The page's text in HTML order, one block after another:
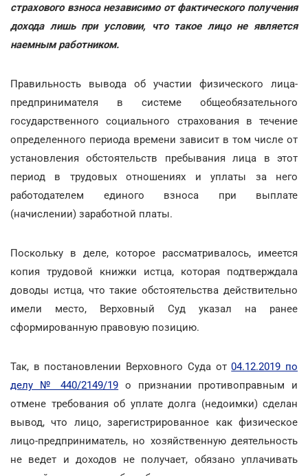
страхового взноса независимо от фактического получения
дохода лишь при условии, что такое лицо не является
наемным работником.
Правильность вывода об участии физического лица-
предпринимателя в системе общеобязательного
государственного социального страхования в течение
определенного периода времени зависит в том числе от
установления обстоятельств пребывания лица в этот
период в трудовых отношениях и уплаты за него
работодателем единого взноса при выплате
(начислении) заработной платы.
Поскольку в деле, которое рассматривалось, имеется
копия трудовой книжки истца, которая подтверждала
доводы истца, что такие обстоятельства действительно
имели место, Верховный Суд указал на ранее
сформированную правовую позицию.
Так, в постановлении Верховного Суда от04.12.2019 по
делу № 440/2149/19 о признании противоправным и
отмене требования об уплате долга (недоимки) сделан
вывод, что лицо, зарегистрированное как физическое
лицо-предприниматель, но хозяйственную деятельность
не ведет и доходов не получает, обязано уплачивать